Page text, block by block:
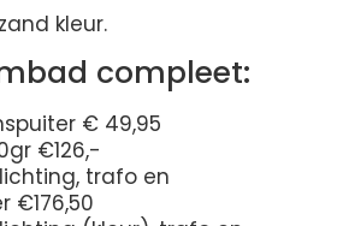
kleur.
compleet:
€ 49,95
€126,-
trafo en
€176,50